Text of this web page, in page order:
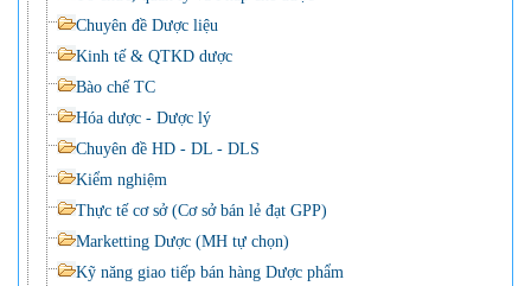
Chuyên đề Dược liệu
Kinh tế & QTKD dược
Bào chế TC
Hóa dược - Dược lý
Chuyên đề HD - DL - DLS
Kiểm nghiệm
Thực tế cơ sở (Cơ sở bán lẻ đạt GPP)
Marketting Dược (MH tự chọn)
Kỹ năng giao tiếp bán hàng Dược phẩm